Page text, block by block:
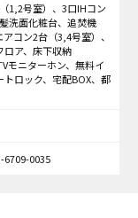
1,2号室）、3口IHコン
洗面化粧台、追焚機
コン2台（3,4号室）、
ロア、床下収納
モニターホン、無料イ
ロック、宅配BOX、都
0035